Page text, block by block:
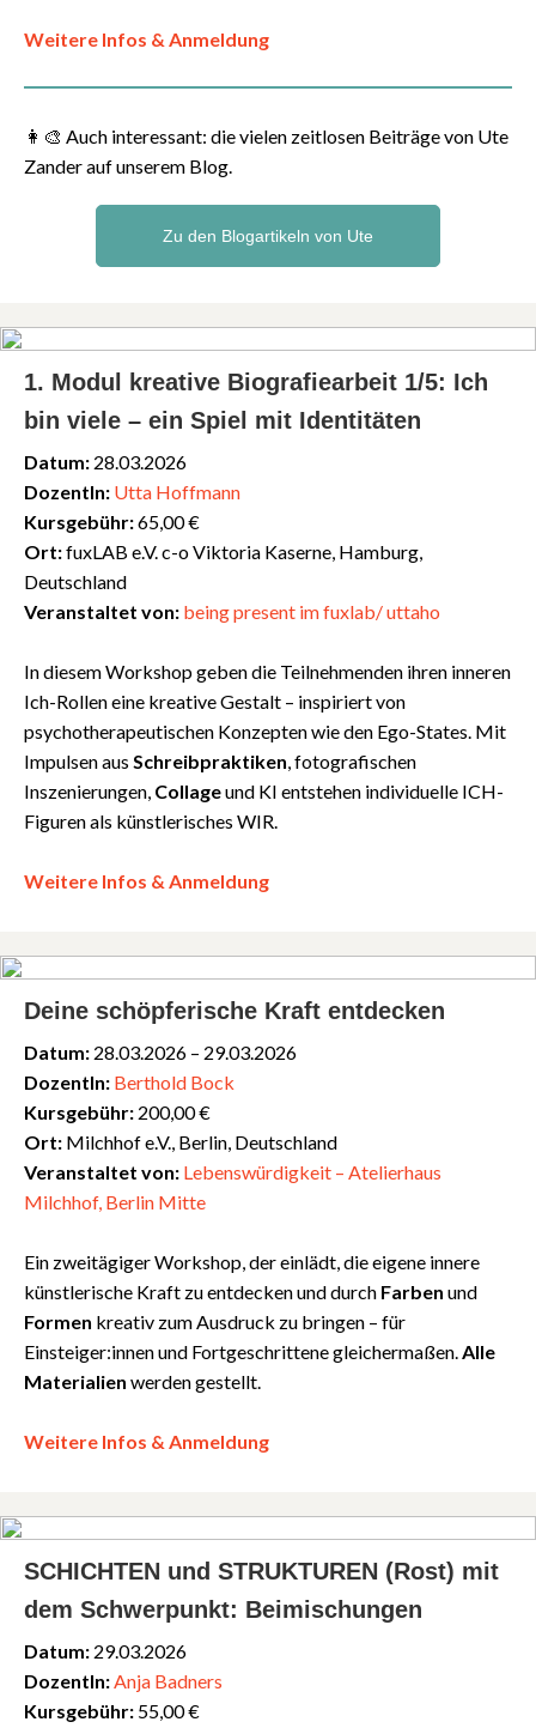
Weitere Infos & Anmeldung
👩‍🎨 Auch interessant: die vielen zeitlosen Beiträge von Ute
Zander auf unserem Blog.
Zu den Blogartikeln von Ute
1. Modul kreative Biografiearbeit 1/5: Ich
bin viele – ein Spiel mit Identitäten
Datum: 28.03.2026
DozentIn: Utta Hoffmann
Kursgebühr:65,00 €
Ort:fuxLAB e.V. c-o Viktoria Kaserne, Hamburg,
Deutschland
Veranstaltet von: being present im fuxlab/ uttaho
In diesem Workshop geben die Teilnehmenden ihren inneren
Ich-Rollen eine kreative Gestalt – inspiriert von
psychotherapeutischen Konzepten wie den Ego-States. Mit
Impulsen aus Schreibpraktiken, fotografischen
Inszenierungen, Collageund KI entstehen individuelle ICH-
Figuren als künstlerisches WIR.
Weitere Infos & Anmeldung
Deine schöpferische Kraft entdecken
Datum: 28.03.2026 – 29.03.2026
DozentIn: Berthold Bock
Kursgebühr: 200,00 €
Ort: Milchhof e.V., Berlin, Deutschland
Veranstaltet von: Lebenswürdigkeit – Atelierhaus
Milchhof, Berlin Mitte
Ein zweitägiger Workshop, der einlädt, die eigene innere
künstlerische Kraft zu entdecken und durch Farben und
Formen kreativ zum Ausdruck zu bringen – für
Einsteiger:innen und Fortgeschrittene gleichermaßen.Alle
Materialien werden gestellt.
Weitere Infos & Anmeldung
SCHICHTEN und STRUKTUREN (Rost) mit
dem Schwerpunkt: Beimischungen
Datum: 29.03.2026
DozentIn:Anja Badners
Kursgebühr: 55,00 €